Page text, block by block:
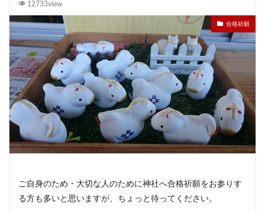
12733view
合格祈願
ご自身のため・大切な人のために神社へ合格祈願をお参りす
る方も多いと思いますが、ちょっと待ってください。